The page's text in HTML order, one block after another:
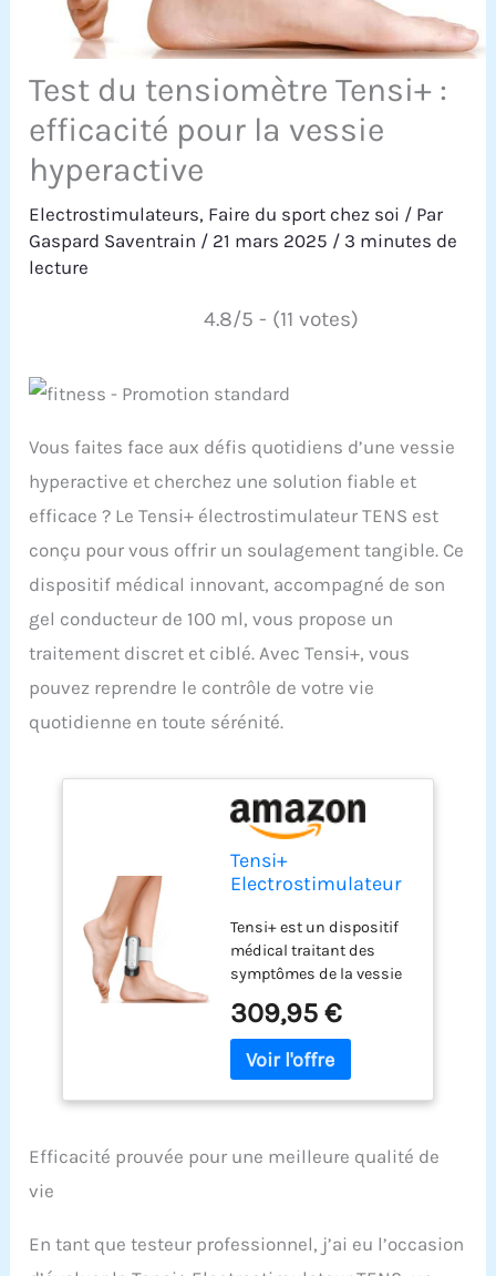
Test du tensiomètre Tensi+ :
efficacité pour la vessie
hyperactive
Electrostimulateurs, Faire du sport chez soi / Par
Gaspard Saventrain / 21 mars 2025 / 3 minutes de
lecture
4.8/5 - (11 votes)
Vous faites face aux défis quotidiens d’une vessie
hyperactive et cherchez une solution fiable et
efficace ? Le Tensi+ électrostimulateur TENS est
conçu pour vous offrir un soulagement tangible. Ce
dispositif médical innovant, accompagné de son
gel conducteur de 100 ml, vous propose un
traitement discret et ciblé. Avec Tensi+, vous
pouvez reprendre le contrôle de votre vie
quotidienne en toute sérénité.
Tensi+
Electrostimulateur
Médical pour le
Traitement de la
Vessie Hyperactive -
avec 1 Gel
Conducteur 100ml
Tensi+ est un dispositif
médical traitant des
symptômes de la vessie
technique de
neurostimulation
électrique transcutanée
jour aux toilettes),
Incontinence par
309,95 €
Efficacité prouvée pour une meilleure qualité de
vie
En tant que testeur professionnel, j’ai eu l’occasion